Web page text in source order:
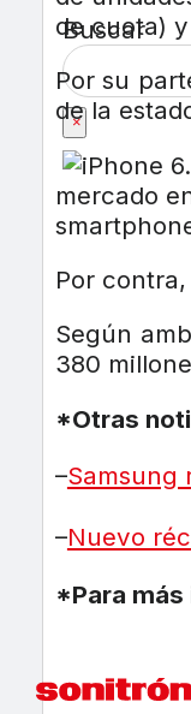
Buscar
×
de cuota)
Por su
de la
mercado
Por
Según
380
*Otras
–Samsung
–Nuevo
*Para